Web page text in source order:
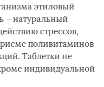
этиловый
– натуральный
стрессов,
поливитаминов
Таблетки не
индивидуальной